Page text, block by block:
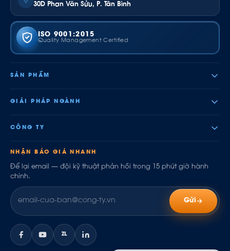
30D Phan Văn Sửu, P. Tân Bình
ISO 9001:2015
Quality Management Certified
SẢN PHẨM
GIẢI PHÁP NGÀNH
CÔNG TY
NHẬN BÁO GIÁ NHANH
Để lại email — đội kỹ thuật phản hồi trong 15 phút giờ hành
chính.
Gửi
ZL